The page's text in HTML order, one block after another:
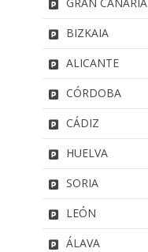
GRAN CANARIA
BIZKAIA
ALICANTE
CÓRDOBA
CÁDIZ
HUELVA
SORIA
LEÓN
ÁLAVA